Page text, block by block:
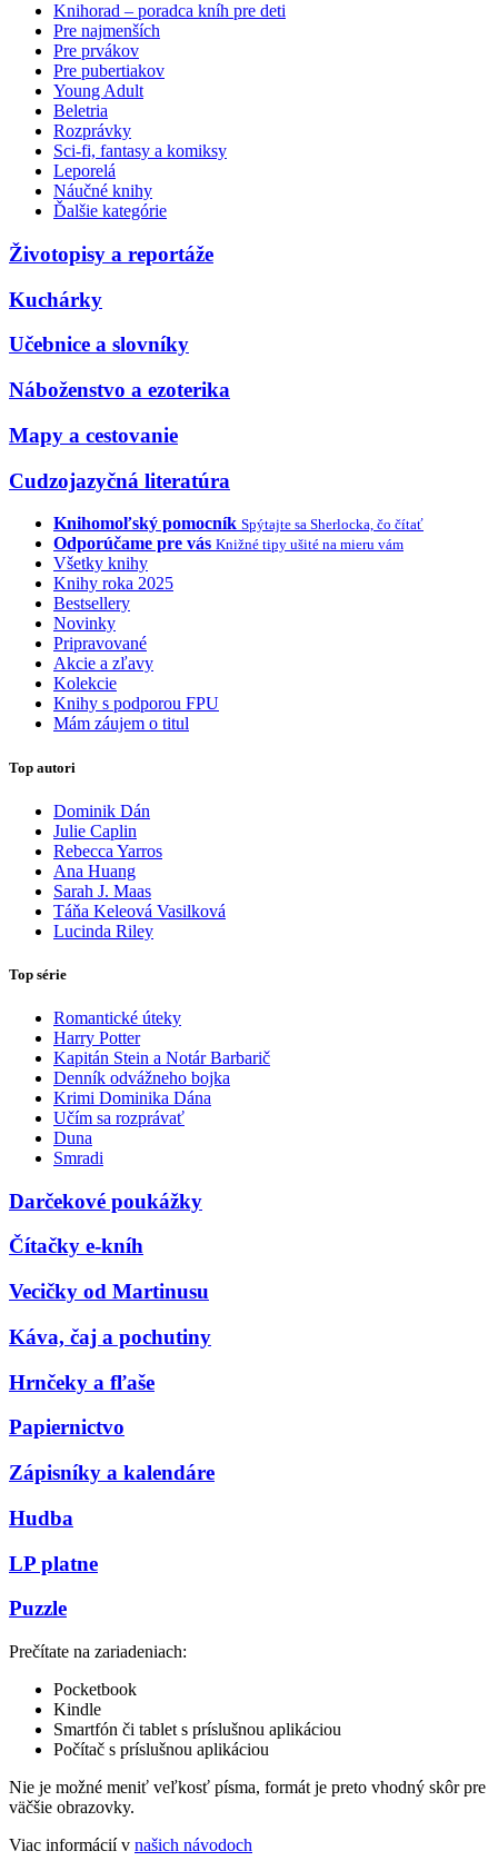
Knihorad – poradca kníh pre deti
Pre najmenších
Pre prvákov
Pre pubertiakov
Young Adult
Beletria
Rozprávky
Sci-fi, fantasy a komiksy
Leporelá
Náučné knihy
Ďalšie kategórie
Životopisy a reportáže
Kuchárky
Učebnice a slovníky
Náboženstvo a ezoterika
Mapy a cestovanie
Cudzojazyčná literatúra
Knihomoľský pomocník Spýtajte sa Sherlocka, čo čítať
Odporúčame pre vás Knižné tipy ušité na mieru vám
Všetky knihy
Knihy roka 2025
Bestsellery
Novinky
Pripravované
Akcie a zľavy
Kolekcie
Knihy s podporou FPU
Mám záujem o titul
Top autori
Dominik Dán
Julie Caplin
Rebecca Yarros
Ana Huang
Sarah J. Maas
Táňa Keleová Vasilková
Lucinda Riley
Top série
Romantické úteky
Harry Potter
Kapitán Stein a Notár Barbarič
Denník odvážneho bojka
Krimi Dominika Dána
Učím sa rozprávať
Duna
Smradi
Darčekové poukážky
Čítačky e-kníh
Vecičky od Martinusu
Káva, čaj a pochutiny
Hrnčeky a fľaše
Papiernictvo
Zápisníky a kalendáre
Hudba
LP platne
Puzzle
Prečítate na zariadeniach:
Pocketbook
Kindle
Smartfón či tablet s príslušnou aplikáciou
Počítač s príslušnou aplikáciou
Nie je možné meniť veľkosť písma, formát je preto vhodný skôr pre
väčšie obrazovky.
Viac informácií v našich návodoch